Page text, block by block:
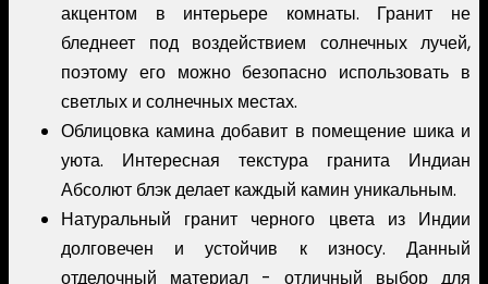
акцентом в интерьере комнаты. Гранит не
бледнеет под воздействием солнечных лучей,
поэтому его можно безопасно использовать в
светлых и солнечных местах.
Облицовка камина добавит в помещение шика и
уюта. Интересная текстура гранита Индиан
Абсолют блэк делает каждый камин уникальным.
Натуральный гранит черного цвета из Индии
долговечен и устойчив к износу. Данный
отделочный материал - отличный выбор для